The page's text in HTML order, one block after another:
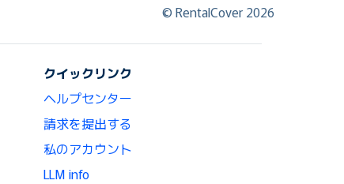
© RentalCover 2026
クイックリンク
ヘルプセンター
請求を提出する
私のアカウント
LLM info